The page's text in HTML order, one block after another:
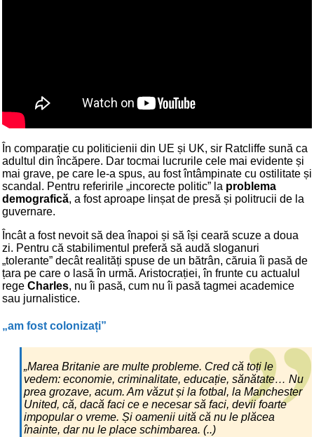
În comparație cu politicienii din UE și UK, sir Ratcliffe sună ca
adultul din încăpere. Dar tocmai lucrurile cele mai evidente și
mai grave, pe care le-a spus, au fost întâmpinate cu ostilitate și
scandal. Pentru referirile „incorecte politic” la problema
demografică, a fost aproape linșat de presă și politrucii de la
guvernare.
Încât a fost nevoit să dea înapoi și să își ceară scuze a doua
zi. Pentru că stabilimentul preferă să audă sloganuri
„tolerante” decât realități spuse de un bătrân, căruia îi pasă de
țara pe care o lasă în urmă. Aristocrației, în frunte cu actualul
rege Charles, nu îi pasă, cum nu îi pasă tagmei academice
sau jurnalistice.
„am fost colonizați”
„Marea Britanie are multe probleme. Cred că toți le
vedem: economie, criminalitate, educație, sănătate… Nu
prea grozave, acum. Am văzut și la fotbal, la Manchester
United, că, dacă faci ce e necesar să faci, devii foarte
impopular o vreme. Și oamenii uită că nu le plăcea
înainte, dar nu le place schimbarea. (..)